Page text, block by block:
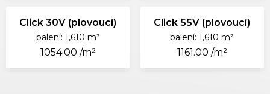
Click 30V (plovoucí)
balení: 1,610 m²
1054.00 /m²
Click 55V (plovoucí)
balení: 1,610 m²
1161.00 /m²